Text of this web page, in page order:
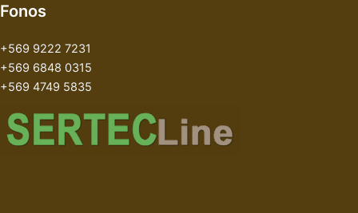
Fonos
+569 9222 7231
+569 6848 0315
+569 4749 5835